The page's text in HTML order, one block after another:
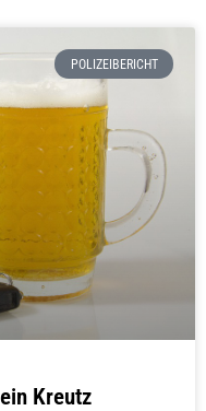
POLIZEIBERICHT
Kreutz